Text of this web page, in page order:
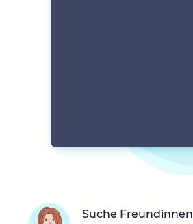
Suche Freundinnen